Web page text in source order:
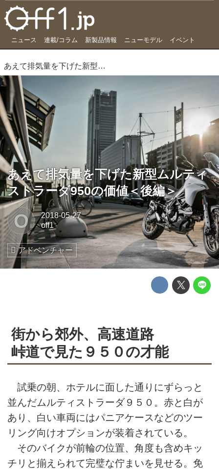
ニュース 連載/コラム 新製品情報 ニューモデル イベント
あえて排気量を下げた新型ムルティストラーダ950の価値＜後編＞
あえて排気量を下げた新型ムルティ
ストラーダ950の価値＜後編＞
O
2018-05-27
off1
アドベンチャー
街から郊外、高速道路
峠道で見た９５０の才能
試乗の朝、ホテルに面した通りにずらっと
並んだムルティストラーダ９５０。赤と白が
あり、白い車両にはパニアケースなどのツー
リング向けオプションが装着されている。
そのバイクが前輪の位置、角度も含めキッ
チリと揃えられて完璧な佇まいを見せる。免